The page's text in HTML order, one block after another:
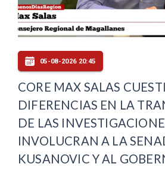
05-08-2026 20:45
CORE MAX SALAS
DIFERENCIAS EN LA
DE LAS
INVOLUCRAN A LA
KUSANOVIC Y AL